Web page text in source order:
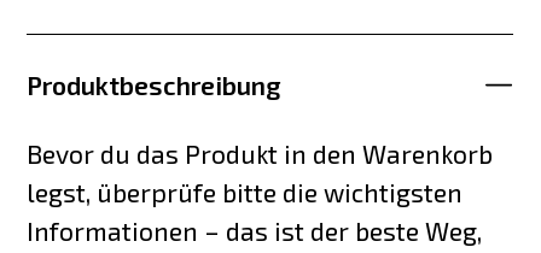
Produktbeschreibung
Bevor du das Produkt in den Warenkorb
legst, überprüfe bitte die wichtigsten
Informationen – das ist der beste Weg,